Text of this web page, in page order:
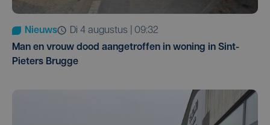
Nieuws
di 4 augustus | 09:32
Man en vrouw dood aangetroffen in woning in Sint-
Pieters Brugge